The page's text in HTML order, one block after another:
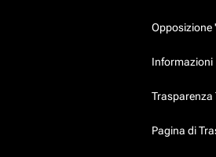
Opposizione
Informazioni
Trasparenza
Pagina di